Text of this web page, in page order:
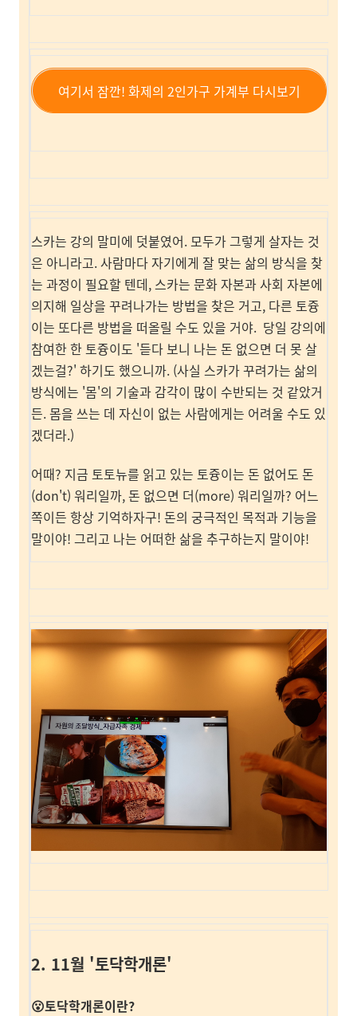
여기서 잠깐! 화제의 2인가구 가계부 다시보기
스카는 강의 말미에 덧붙였어. 모두가 그렇게 살자는 것
은 아니라고. 사람마다 자기에게 잘 맞는 삶의 방식을 찾
는 과정이 필요할 텐데, 스카는 문화 자본과 사회 자본에
의지해 일상을 꾸려나가는 방법을 찾은 거고, 다른 토즁
이는 또다른 방법을 떠올릴 수도 있을 거야. 당일 강의에
참여한 한 토즁이도 '듣다 보니 나는 돈 없으면 더 못 살
겠는걸?' 하기도 했으니까. (사실 스카가 꾸려가는 삶의
방식에는 '몸'의 기술과 감각이 많이 수반되는 것 같았거
든. 몸을 쓰는 데 자신이 없는 사람에게는 어려울 수도 있
겠더라.)
어때? 지금 토토뉴를 읽고 있는 토즁이는 돈 없어도 돈
(don't) 워리일까, 돈 없으면 더(more) 워리일까? 어느
쪽이든 항상 기억하자구! 돈의 궁극적인 목적과 기능을
말이야! 그리고 나는 어떠한 삶을 추구하는지 말이야!
2. 11월 '토닥학개론'
😮토닥학개론이란?